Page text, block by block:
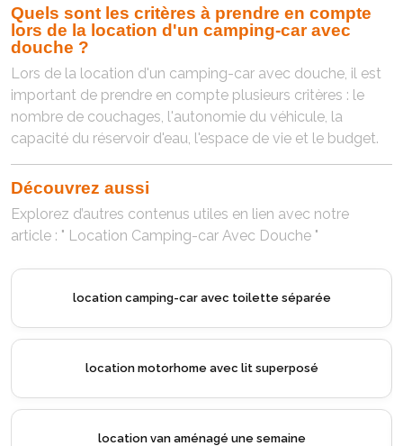
Quels sont les critères à prendre en compte
lors de la location d'un camping-car avec
douche ?
Lors de la location d'un camping-car avec douche, il est
important de prendre en compte plusieurs critères : le
nombre de couchages, l'autonomie du véhicule, la
capacité du réservoir d'eau, l'espace de vie et le budget.
Découvrez aussi
Explorez d’autres contenus utiles en lien avec notre
article : " Location Camping-car Avec Douche "
location camping-car avec toilette séparée
location motorhome avec lit superposé
location van aménagé une semaine